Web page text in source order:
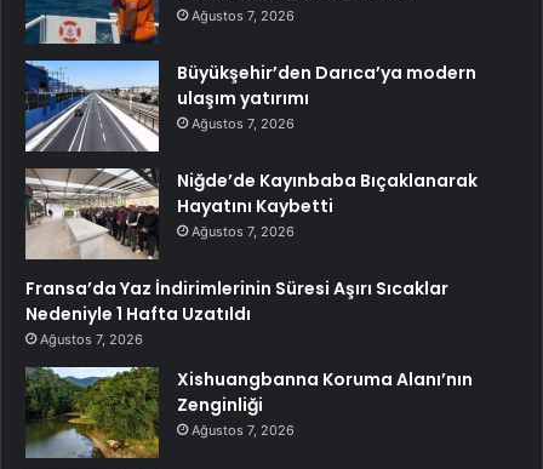
Ağustos 7, 2026
Büyükşehir’den Darıca’ya modern
ulaşım yatırımı
Ağustos 7, 2026
Niğde’de Kayınbaba Bıçaklanarak
Hayatını Kaybetti
Ağustos 7, 2026
Fransa’da Yaz İndirimlerinin Süresi Aşırı Sıcaklar
Nedeniyle 1 Hafta Uzatıldı
Ağustos 7, 2026
Xishuangbanna Koruma Alanı’nın
Zenginliği
Ağustos 7, 2026